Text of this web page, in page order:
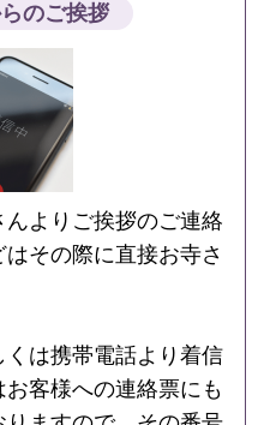
のご挨拶
よりご挨拶のご連絡
その際に直接お寺さ
は携帯電話より着信
客様への連絡票にも